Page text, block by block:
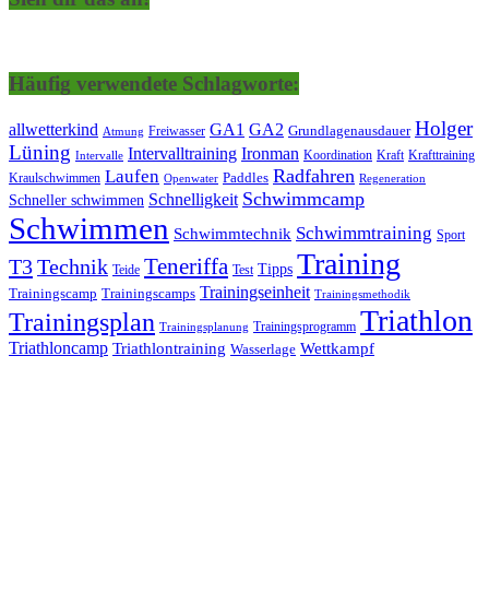
Häufig verwendete Schlagworte:
allwetterkind Atmung Freiwasser GA1 GA2 Grundlagenausdauer Holger
Lüning Intervalle Intervalltraining Ironman Koordination Kraft Krafttraining
Kraulschwimmen Laufen Openwater Paddles Radfahren Regeneration
Schneller schwimmen Schnelligkeit Schwimmcamp
Schwimmen Schwimmtechnik Schwimmtraining Sport
T3Technik Teide Teneriffa Test Tipps Training
Trainingscamp Trainingscamps Trainingseinheit Trainingsmethodik
Trainingsplan Trainingsplanung Trainingsprogramm Triathlon
Triathloncamp Triathlontraining Wasserlage Wettkampf